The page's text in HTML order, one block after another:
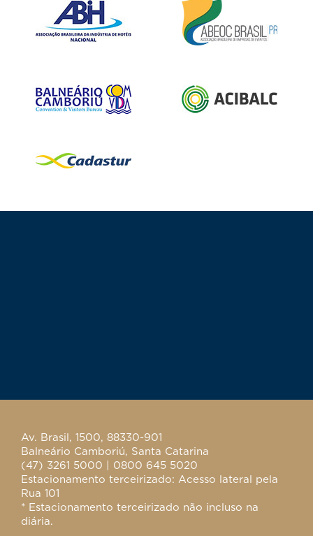
Av. Brasil, 1500, 88330-901
Balneário Camboriú, Santa Catarina
(47) 3261 5000 | 0800 645 5020
Estacionamento terceirizado: Acesso lateral pela
Rua 101
* Estacionamento terceirizado não incluso na
diária.